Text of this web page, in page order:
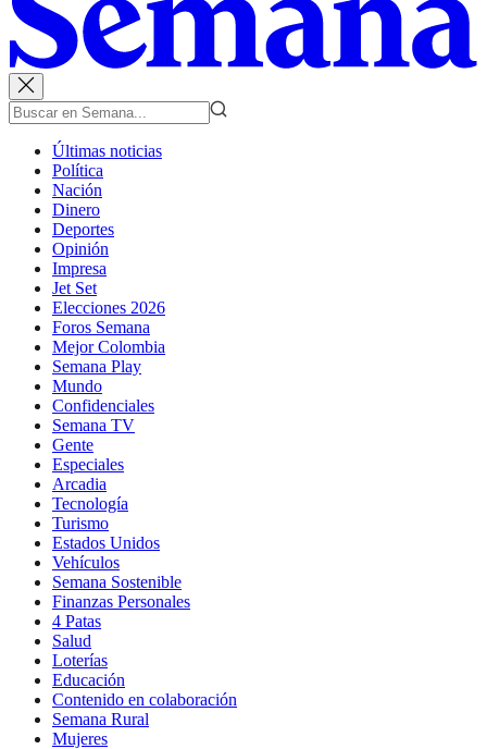
Últimas noticias
Política
Nación
Dinero
Deportes
Opinión
Impresa
Jet Set
Elecciones 2026
Foros Semana
Mejor Colombia
Semana Play
Mundo
Confidenciales
Semana TV
Gente
Especiales
Arcadia
Tecnología
Turismo
Estados Unidos
Vehículos
Semana Sostenible
Finanzas Personales
4 Patas
Salud
Loterías
Educación
Contenido en colaboración
Semana Rural
Mujeres